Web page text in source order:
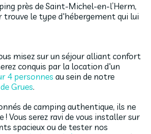
près de Saint-Michel-en-l’Herm,
trouve le type d'hébergement qui lui
misez sur un séjour alliant confort
conquis par la location d'un
4 personnes au sein de notre
Grues.
de camping authentique, ils ne
! Vous serez ravi de vous installer sur
spacieux ou de tester nos